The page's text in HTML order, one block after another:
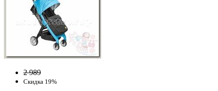
2 989
Скидка 19%